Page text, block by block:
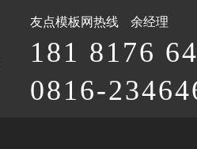
友点模板网热线 余经理
181 8176
0816-